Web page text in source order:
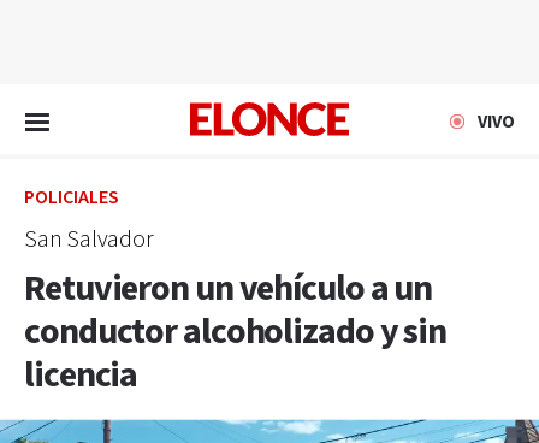
VIVO
POLICIALES
San Salvador
Retuvieron un vehículo a un
conductor alcoholizado y sin
licencia